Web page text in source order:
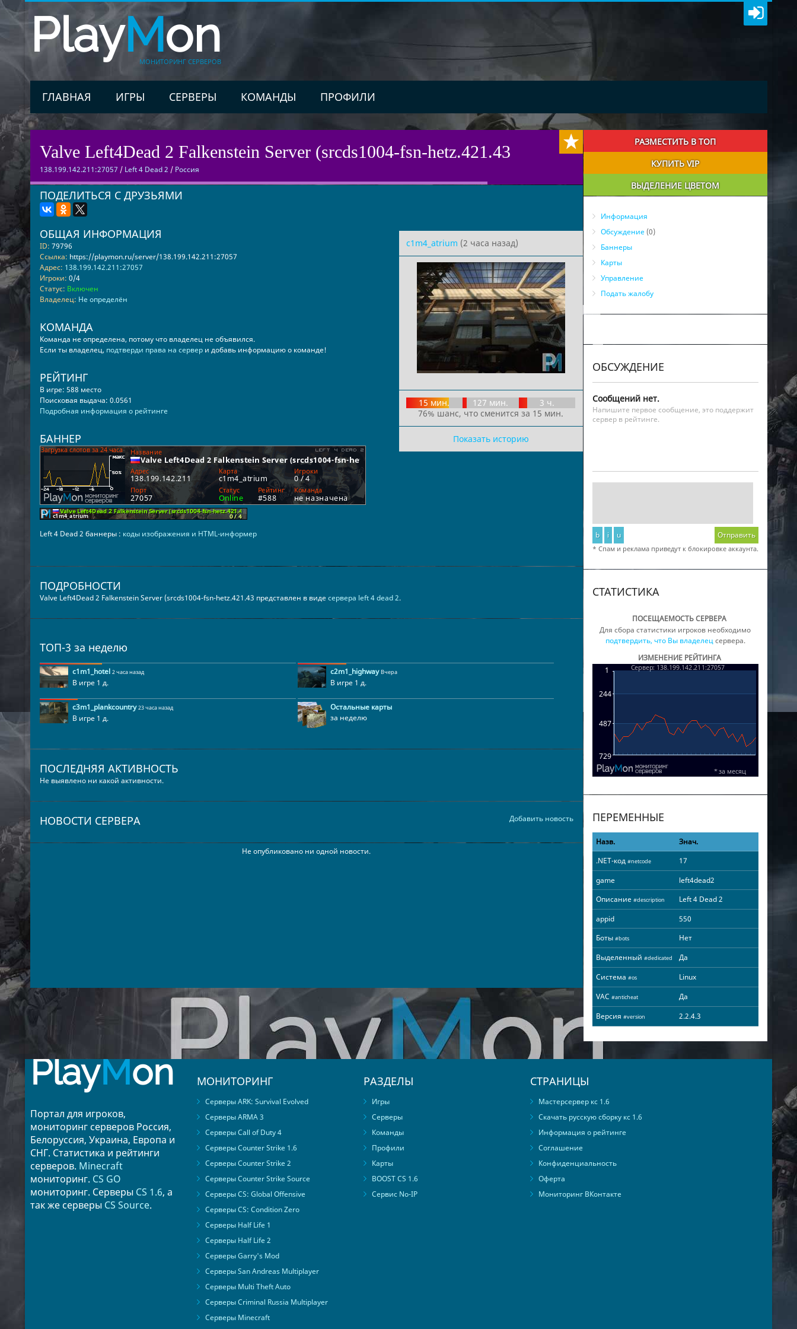
PlayMon
МОНИТОРИНГ СЕРВЕРОВ
ГЛАВНАЯ ИГРЫ СЕРВЕРЫ КОМАНДЫ ПРОФИЛИ
Valve Left4Dead 2 Falkenstein Server (srcds1004-fsn-hetz.421.43
138.199.142.211:27057 / Left 4 Dead 2 / Россия
ПОДЕЛИТЬСЯ С ДРУЗЬЯМИ
c1m4_atrium (2 часа назад)
15 мин. 127 мин.
3 ч.
76% шанс, что сменится за 15 мин.
Показать историю
ОБЩАЯ ИНФОРМАЦИЯ
ID: 79796
Ссылка: https://playmon.ru/server/138.199.142.211:27057
Адрес: 138.199.142.211:27057
Игроки: 0/4
Статус: Включен
Владелец: Не определён
КОМАНДА
Команда не определена, потому что владелец не объявился.
Если ты владелец, подтверди права на сервери добавь информацию о команде!
РЕЙТИНГ
В игре: 588 место
Поисковая выдача: 0.0561
Подробная информация о рейтинге
БАННЕР
Left 4 Dead 2 баннеры : коды изображения и HTML-информер
ПОДРОБНОСТИ
Valve Left4Dead 2 Falkenstein Server (srcds1004-fsn-hetz.421.43 представлен в видесервера left 4 dead 2.
ТОП-3 за неделю
c1m1_hotel 2 часа назад
В игре 1 д.
c2m1_highway Вчера
В игре 1 д.
c3m1_plankcountry 23 часа назад
В игре 1 д.
Остальные карты
за неделю
ПОСЛЕДНЯЯ АКТИВНОСТЬ
Не выявлено ни какой активности.
Добавить новость
НОВОСТИ СЕРВЕРА
Не опубликовано ни одной новости.
РАЗМЕСТИТЬ В ТОП
КУПИТЬ VIP
ВЫДЕЛЕНИЕ ЦВЕТОМ
Информация
Обсуждение(0)
Баннеры
Карты
Управление
Подать жалобу
ОБСУЖДЕНИЕ
Сообщений нет.
Напишите первое сообщение, это поддержит
сервер в рейтинге.
b i u Отправить
* Спам и реклама приведут к блокировке аккаунта.
СТАТИСТИКА
ПОСЕЩАЕМОСТЬ СЕРВЕРА
Для сбора статистики игроков необходимо
подтвердить, что Вы владелецсервера.
ИЗМЕНЕНИЕ РЕЙТИНГА
ПЕРЕМЕННЫЕ
Назв.
Знач.
.NET-код #netcode
17
game
left4dead2
Описание #description
Left 4 Dead 2
appid
550
Боты #bots
Нет
Выделенный #dedicated
Да
Система #os
Linux
VAC #anticheat
Да
Версия #version 2.2.4.3
PlayMon
Портал для игроков,
мониторинг серверов Россия,
Белоруссия, Украина, Европа и
СНГ. Статистика и рейтинги
серверов. Minecraft
мониторинг. CS GO
мониторинг. Серверы CS 1.6, а
так же серверы CS Source.
МОНИТОРИНГ
Серверы ARK: Survival Evolved
Серверы ARMA 3
Серверы Call of Duty 4
Серверы Counter Strike 1.6
Серверы Counter Strike 2
Серверы Counter Strike Source
Серверы CS: Global Offensive
Серверы CS: Condition Zero
Серверы Half Life 1
Серверы Half Life 2
Серверы Garry's Mod
Серверы San Andreas Multiplayer
Серверы Multi Theft Auto
Серверы Criminal Russia Multiplayer
Серверы Minecraft
РАЗДЕЛЫ
Игры
Серверы
Команды
Профили
Карты
BOOST CS 1.6
Сервис No-IP
СТРАНИЦЫ
Мастерсервер кс 1.6
Скачать русскую сборку кс 1.6
Информация о рейтинге
Соглашение
Конфиденциальность
Оферта
Мониторинг ВКонтакте